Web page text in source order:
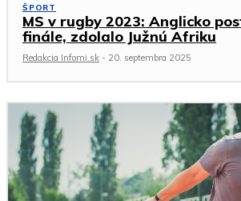
ŠPORT
MS v rugby 2023: Anglicko
finále, zdolalo Južnú Afriku
Redakcia Infomi.sk - 20. septembra 2025